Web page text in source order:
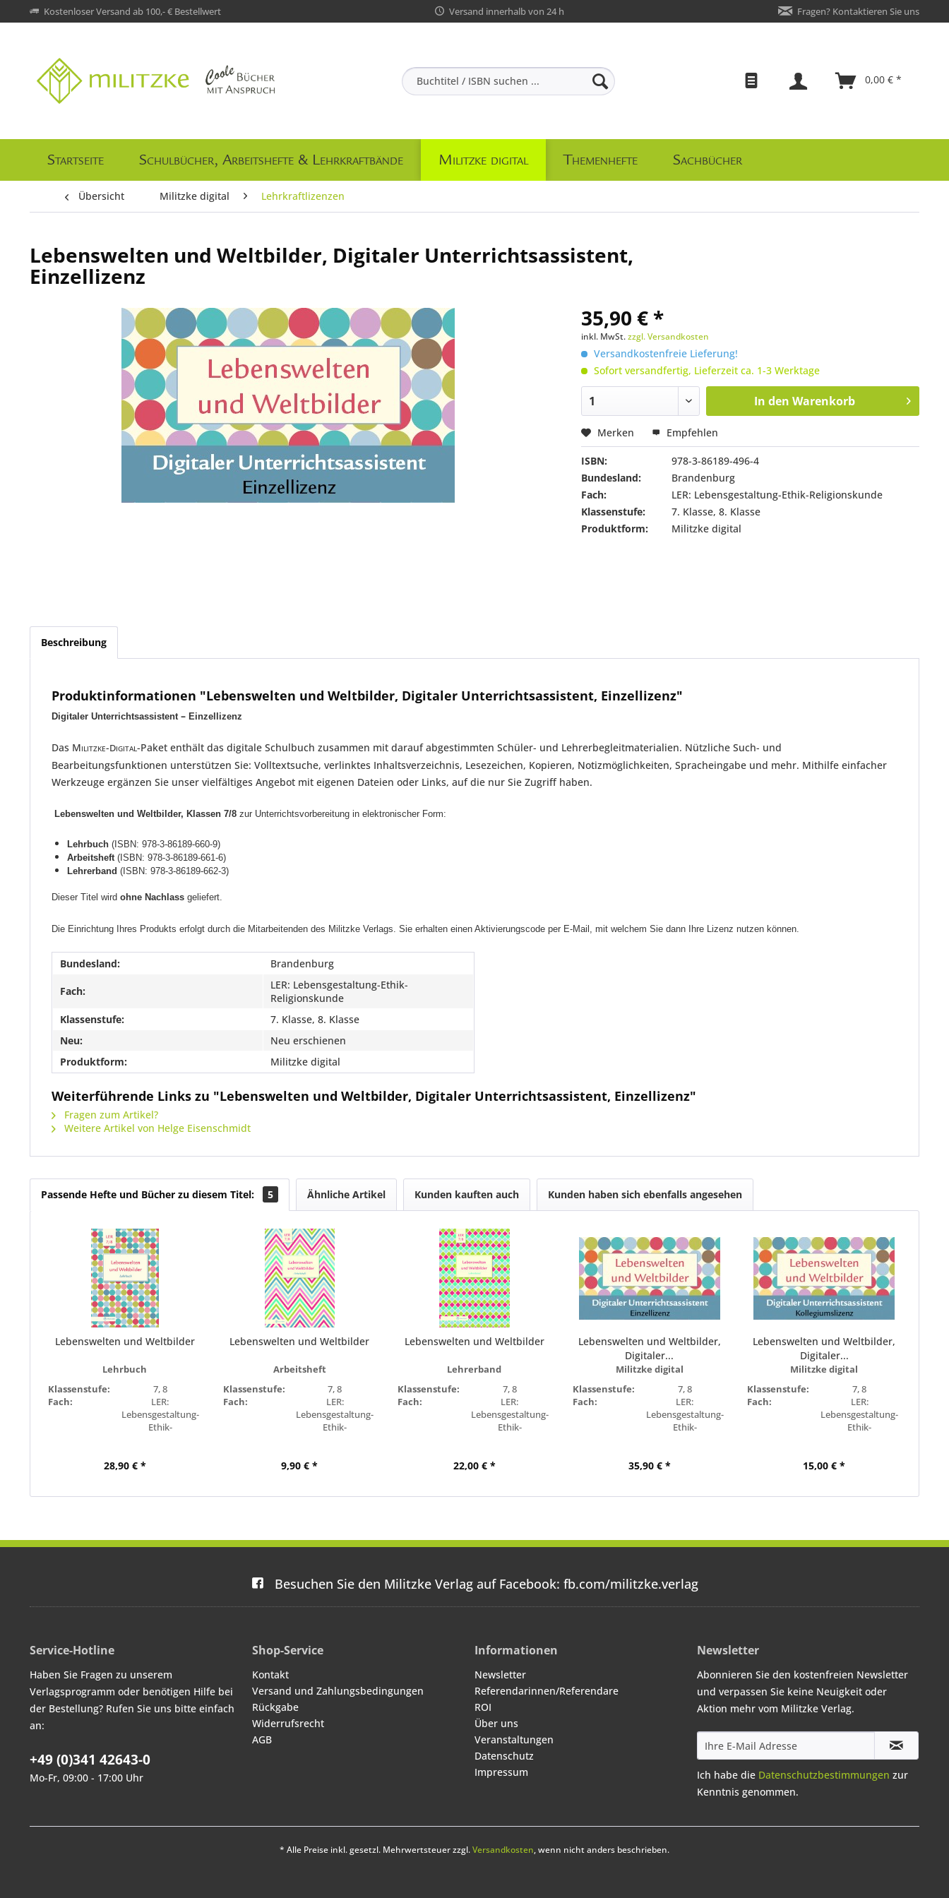
Kostenloser Versand ab 100,- € Bestellwert Versand innerhalb von 24 h Fragen? Kontaktieren Sie uns
0,00 € *
Startseite Schulbücher, Arbeitshefte & Lehrkraftbände Militzke digital Themenhefte Sachbücher
Übersicht Militzke digital Lehrkraftlizenzen
Lebenswelten und Weltbilder, Digitaler Unterrichtsassistent,
Einzellizenz
35,90 € *
inkl. MwSt.zzgl. Versandkosten
Versandkostenfreie Lieferung!
Sofort versandfertig, Lieferzeit ca. 1-3 Werktage
In den Warenkorb
Merken Empfehlen
ISBN:
978-3-86189-496-4
Bundesland:
Brandenburg
Fach:
LER: Lebensgestaltung-Ethik-Religionskunde
Klassenstufe:
7. Klasse, 8. Klasse
Produktform:
Militzke digital
Beschreibung
Produktinformationen "Lebenswelten und Weltbilder, Digitaler Unterrichtsassistent, Einzellizenz"
Digitaler Unterrichtsassistent – Einzellizenz
Das MILITZKE-DIGITAL-Paket enthält das digitale Schulbuch zusammen mit darauf abgestimmten Schüler- und Lehrerbegleitmaterialien. Nützliche Such- und
Bearbeitungsfunktionen unterstützen Sie: Volltextsuche, verlinktes Inhaltsverzeichnis, Lesezeichen, Kopieren, Notizmöglichkeiten, Spracheingabe und mehr. Mithilfe einfacher
Werkzeuge ergänzen Sie unser vielfältiges Angebot mit eigenen Dateien oder Links, auf die nur Sie Zugriff haben.
Lebenswelten und Weltbilder, Klassen 7/8 zur Unterrichtsvorbereitung in elektronischer Form:
Lehrbuch (ISBN: 978-3-86189-660-9)
Arbeitsheft(ISBN: 978-3-86189-661-6)
Lehrerband (ISBN: 978-3-86189-662-3)
Dieser Titel wird ohne Nachlass geliefert.
Die Einrichtung Ihres Produkts erfolgt durch die Mitarbeitenden des Militzke Verlags. Sie erhalten einen Aktivierungscode per E-Mail, mit welchem Sie dann Ihre Lizenz nutzen können.
Bundesland: Brandenburg
Fach:
LER: Lebensgestaltung-Ethik-
Religionskunde
Klassenstufe:
7. Klasse, 8. Klasse
Neu:
Neu erschienen
Produktform:
Militzke digital
Weiterführende Links zu "Lebenswelten und Weltbilder, Digitaler Unterrichtsassistent, Einzellizenz"
Fragen zum Artikel?
Weitere Artikel von Helge Eisenschmidt
Passende Hefte und Bücher zu diesem Titel: 5 Ähnliche Artikel Kunden kauften auch Kunden haben sich ebenfalls angesehen
Lebenswelten und Weltbilder
Lehrbuch
Klassenstufe:
7, 8
Fach:
LER:
Lebensgestaltung-
Ethik-
28,90 € *
Lebenswelten und Weltbilder
Arbeitsheft
Klassenstufe:
7, 8
Fach:
LER:
Lebensgestaltung-
Ethik-
9,90 € *
Lebenswelten und Weltbilder
Lehrerband
Klassenstufe:
7, 8
Fach:
LER:
Lebensgestaltung-
Ethik-
22,00 € *
Lebenswelten und Weltbilder,
Digitaler...
Militzke digital
Klassenstufe:
7, 8
Fach:
LER:
Lebensgestaltung-
Ethik-
35,90 € *
Lebenswelten und Weltbilder,
Digitaler...
Militzke digital
Klassenstufe:
7, 8
Fach:
LER:
Lebensgestaltung-
Ethik-
15,00 € *
Besuchen Sie den Militzke Verlag auf Facebook: fb.com/militzke.verlag
Service-Hotline
Haben Sie Fragen zu unserem
Verlagsprogramm oder benötigen Hilfe bei
der Bestellung? Rufen Sie uns bitte einfach
an:
+49 (0)341 42643-0
Mo-Fr, 09:00 - 17:00 Uhr
Shop-Service
Kontakt
Versand und Zahlungsbedingungen
Rückgabe
Widerrufsrecht
AGB
Informationen
Newsletter
Referendarinnen/Referendare
ROI
Über uns
Veranstaltungen
Datenschutz
Impressum
Newsletter
Abonnieren Sie den kostenfreien Newsletter
und verpassen Sie keine Neuigkeit oder
Aktion mehr vom Militzke Verlag.
Ich habe die Datenschutzbestimmungen zur
Kenntnis genommen.
* Alle Preise inkl. gesetzl. Mehrwertsteuer zzgl.Versandkosten, wenn nicht anders beschrieben.